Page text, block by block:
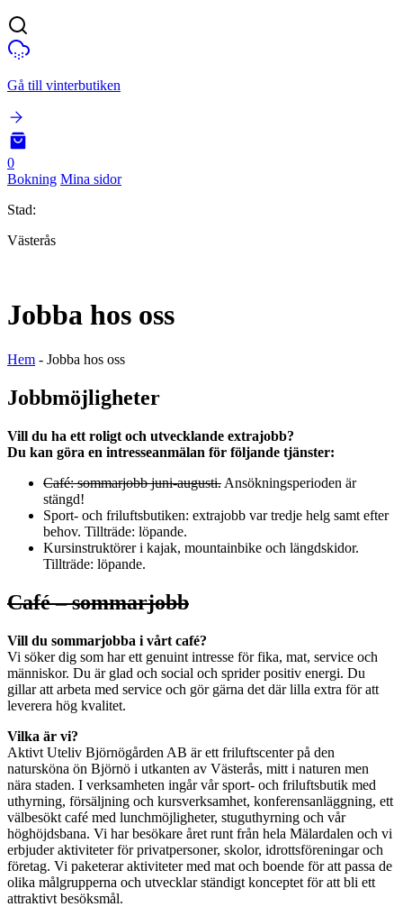
Gå till vinterbutiken
0
Bokning Mina sidor
Stad:
Västerås
Jobba hos oss
Hem - Jobba hos oss
Jobbmöjligheter
Vill du ha ett roligt och utvecklande extrajobb?
Du kan göra en intresseanmälan för följande tjänster:
Café: sommarjobb juni-augusti. Ansökningsperioden är
stängd!
Sport- och friluftsbutiken: extrajobb var tredje helg samt efter
behov. Tillträde: löpande.
Kursinstruktörer i kajak, mountainbike och längdskidor.
Tillträde: löpande.
Café – sommarjobb
Vill du sommarjobba i vårt café?
Vi söker dig som har ett genuint intresse för fika, mat, service och
människor. Du är glad och social och sprider positiv energi. Du
gillar att arbeta med service och gör gärna det där lilla extra för att
leverera hög kvalitet.
Vilka är vi?
Aktivt Uteliv Björnögården AB är ett friluftscenter på den
natursköna ön Björnö i utkanten av Västerås, mitt i naturen men
nära staden. I verksamheten ingår vår sport- och friluftsbutik med
uthyrning, försäljning och kursverksamhet, konferensanläggning, ett
välbesökt café med lunchmöjligheter, stuguthyrning och vår
höghöjdsbana. Vi har besökare året runt från hela Mälardalen och vi
erbjuder aktiviteter för privatpersoner, skolor, idrottsföreningar och
företag. Vi paketerar aktiviteter med mat och boende för att passa de
olika målgrupperna och utvecklar ständigt konceptet för att bli ett
attraktivt besöksmål.